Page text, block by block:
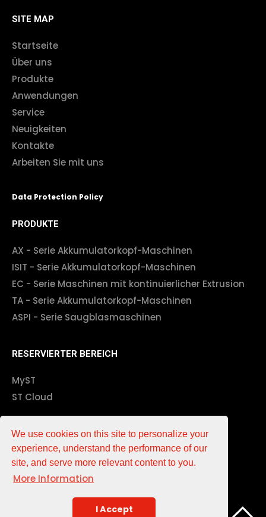
We use cookies on this site to personalize your
experience, understand the performance of our
site, and serve more relevant content to you.
More Information
I Accept
SITE MAP
Startseite
Über uns
Produkte
Anwendungen
Service
Neuigkeiten
Kontakte
Arbeiten Sie mit uns
Data Protection Policy
PRODUKTE
AX - Serie Akkumulatorkopf-Maschinen
ISIT - Serie Akkumulatorkopf-Maschinen
EC - Serie Maschinen mit kontinuierlicher Extrusion
TA - Serie Akkumulatorkopf-Maschinen
ASPI - Serie Saugblasmaschinen
RESERVIERTER BEREICH
MyST
ST Cloud
Impressum
ENDEIT中文